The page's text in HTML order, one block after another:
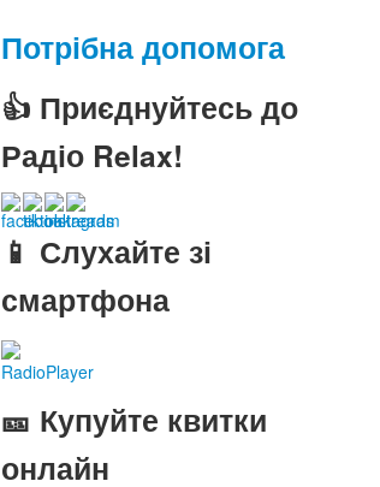
Потрібна допомога
👍 Приєднуйтесь до
Радіо Relax!
📱 Слухайте зі
смартфона
RadioPlayer
🎫 Купуйте квитки
онлайн